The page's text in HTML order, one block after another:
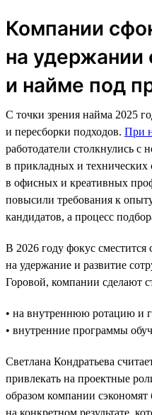
Компании
на удержании
и найме под
С точки зрения найма 2025
и пересборки подходов. При
работодатели столкнулись с
в прикладных и технических
в офисных и креативных
повысили требования к
кандидатов, а процесс
В 2026 году фокус сместится
на удержание и развитие
Горовой, компании сделают
• на внутреннюю ротацию и
• внутренние программы
Светлана Кондратьева
привлекать на проектные
образом компании
на конкретном результате,